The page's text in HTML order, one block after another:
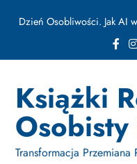
Jak Budować Myślokształty
Jak Projektować i
Osiągania Celów w
Dzień Osobliwości. Jak AI
ułamku sekundy
Jak Budować Myślokształty
Książki
Transformacja Przemiana